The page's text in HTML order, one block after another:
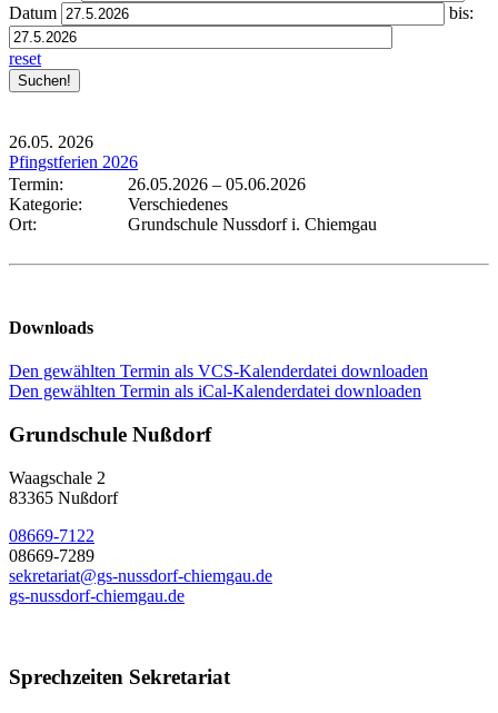
Datum
bis:
reset
26.05. 2026
Pfingstferien 2026
Termin:
26.05.2026 – 05.06.2026
Kategorie:
Verschiedenes
Ort:
Grundschule Nussdorf i. Chiemgau
Downloads
Den gewählten Termin als VCS-Kalenderdatei downloaden
Den gewählten Termin als iCal-Kalenderdatei downloaden
Grundschule Nußdorf
Waagschale 2
83365 Nußdorf
08669-7122
08669-7289
sekretariat@gs-nussdorf-chiemgau.de
gs-nussdorf-chiemgau.de
Sprechzeiten Sekretariat